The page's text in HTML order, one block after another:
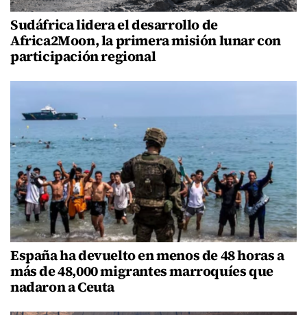
Sudáfrica lidera el desarrollo de
Africa2Moon, la primera misión lunar con
participación regional
España ha devuelto en menos de 48 horas a
más de 48,000 migrantes marroquíes que
nadaron a Ceuta